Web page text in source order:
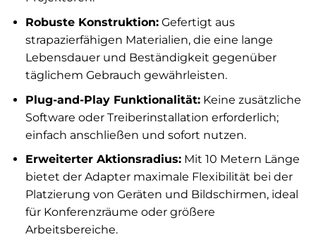
Robuste Konstruktion:Gefertigt aus
strapazierfähigen Materialien, die eine lange
Lebensdauer und Beständigkeit gegenüber
täglichem Gebrauch gewährleisten.
Plug-and-Play Funktionalität:Keine zusätzliche
Software oder Treiberinstallation erforderlich;
einfach anschließen und sofort nutzen.
Erweiterter Aktionsradius:Mit 10 Metern Länge
bietet der Adapter maximale Flexibilität bei der
Platzierung von Geräten und Bildschirmen, ideal
für Konferenzräume oder größere
Arbeitsbereiche.